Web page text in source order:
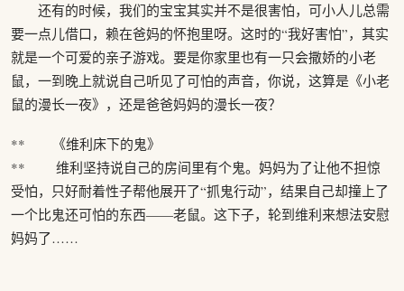
还有的时候，我们的宝宝其实并不是很害怕，可小人儿总需
要一点儿借口，赖在爸妈的怀抱里呀。这时的“我好害怕”，其实
就是一个可爱的亲子游戏。要是你家里也有一只会撒娇的小老
鼠，一到晚上就说自己听见了可怕的声音，你说，这算是《小老
鼠的漫长一夜》，还是爸爸妈妈的漫长一夜？
** 《维利床下的鬼》
** 维利坚持说自己的房间里有个鬼。妈妈为了让他不担惊
受怕，只好耐着性子帮他展开了“抓鬼行动”，结果自己却撞上了
一个比鬼还可怕的东西——老鼠。这下子，轮到维利来想法安慰
妈妈了……